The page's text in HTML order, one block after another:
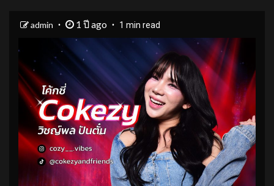
admin 1 ปี ago 1 min read